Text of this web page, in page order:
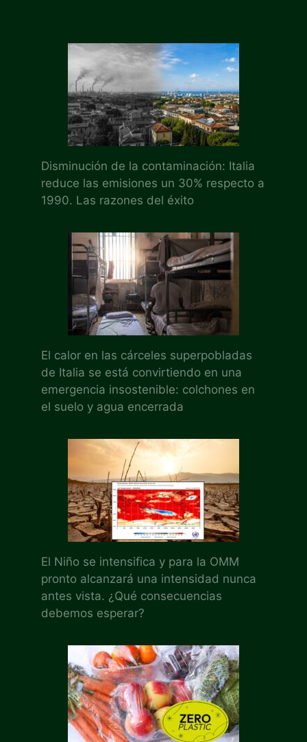
Disminución de la contaminación: Italia
reduce las emisiones un 30% respecto a
1990. Las razones del éxito
El calor en las cárceles superpobladas
de Italia se está convirtiendo en una
emergencia insostenible: colchones en
el suelo y agua encerrada
El Niño se intensifica y para la OMM
pronto alcanzará una intensidad nunca
antes vista. ¿Qué consecuencias
debemos esperar?